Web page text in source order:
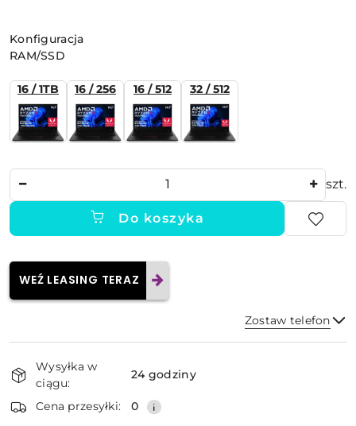
Wariant
Konfiguracja
RAM/SSD
16 / 1TB 16 / 256 16 / 512 32 / 512
szt.
Do koszyka
WEŹ LEASING TERAZ
Zostaw telefon
Dostępność
i
dostawa
Wysyłka w
ciągu:
24 godziny
Cena przesyłki: 0